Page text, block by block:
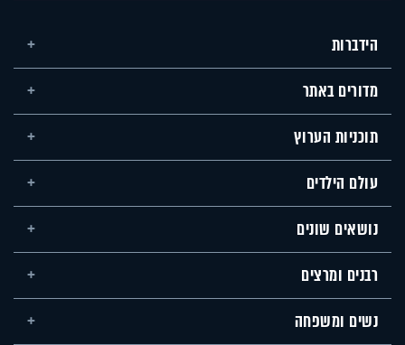
הידברות
מדורים באתר
תוכניות הערוץ
עולם הילדים
נושאים שונים
רבנים ומרצים
נשים ומשפחה